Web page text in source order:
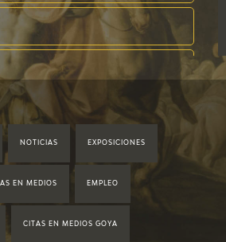
NOTICIAS EXPOSICIONES
EN MEDIOS EMPLEO
CITAS EN MEDIOS GOYA